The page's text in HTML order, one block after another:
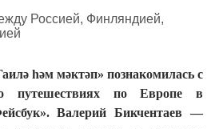
һәм мәктәп» познакомилась c
путешествиях по Европе в
Валерий Бикчентаев —